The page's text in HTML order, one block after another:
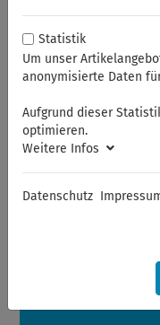
Ihre Bestellungen
Eine
Statistik
Um unser
anonymisierte Daten
Aufgrund dieser
optimieren.
Weitere Infos
Datenschutz